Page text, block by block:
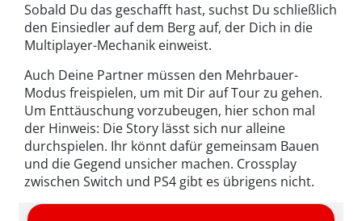
Sobald Du das geschafft hast, suchst Du schließlich
den Einsiedler auf dem Berg auf, der Dich in die
Multiplayer-Mechanik einweist.
Auch Deine Partner müssen den Mehrbauer-
Modus freispielen, um mit Dir auf Tour zu gehen.
Um Enttäuschung vorzubeugen, hier schon mal
der Hinweis: Die Story lässt sich nur alleine
durchspielen. Ihr könnt dafür gemeinsam Bauen
und die Gegend unsicher machen. Crossplay
zwischen Switch und PS4 gibt es übrigens nicht.